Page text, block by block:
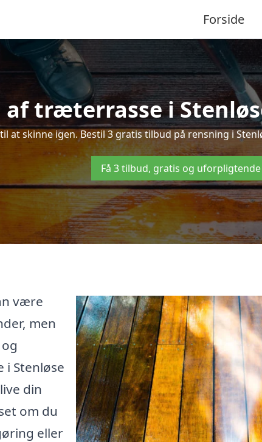
Forside
af træterrasse i
at skinne igen. Bestil 3 gratis tilbud på rensning i
Få 3 tilbud, gratis og uforpligtende
være
men
i Stenløse
din
om du
eller